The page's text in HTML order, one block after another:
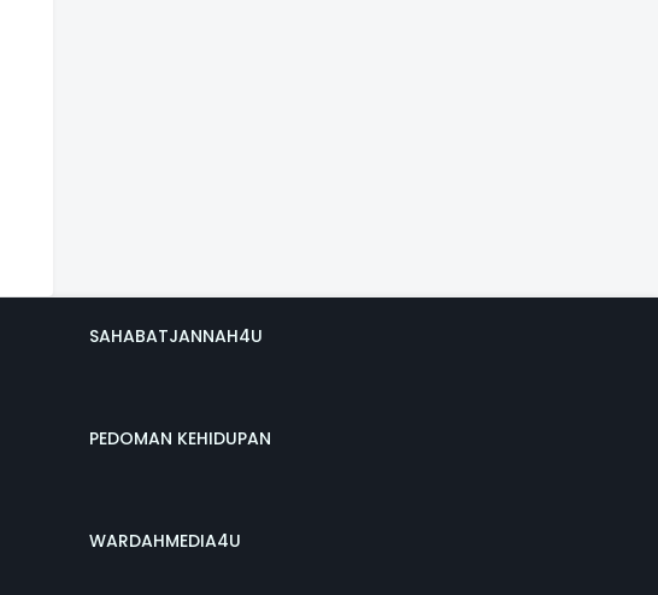
SAHABATJANNAH4U
PEDOMAN KEHIDUPAN
WARDAHMEDIA4U